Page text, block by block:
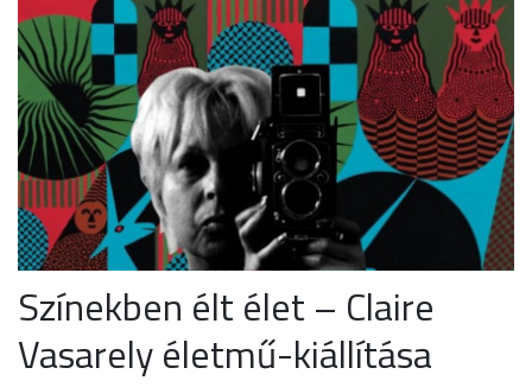
Színekben élt élet – Claire
Vasarely életmű-kiállítása